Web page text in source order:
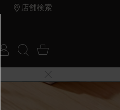
店舗検索
ログイン
検索 (キーワード
カート 0 アイ
メニューを閉じる